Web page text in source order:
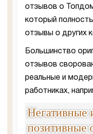
отзывов о
который
отзывы о других
Большинство
отзывов
реальные и
работниках,
Негативные
позитивные